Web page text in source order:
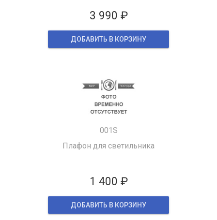
3 990 ₽
ДОБАВИТЬ В КОРЗИНУ
001S
Плафон для светильника
1 400 ₽
ДОБАВИТЬ В КОРЗИНУ